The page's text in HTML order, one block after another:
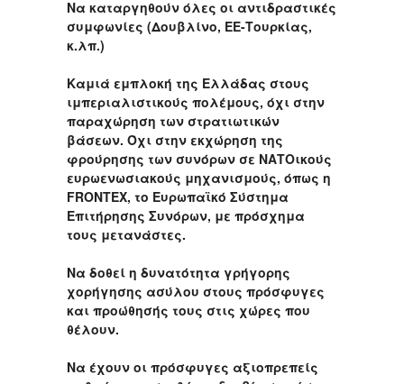
Να καταργηθούν όλες οι αντιδραστικές
συμφωνίες (Δουβλίνο, ΕΕ-Τουρκίας,
κ.λπ.)
Καμιά εμπλοκή της Ελλάδας στους
ιμπεριαλιστικούς πολέμους, όχι στην
παραχώρηση των στρατιωτικών
βάσεων. Όχι στην εκχώρηση της
φρούρησης των συνόρων σε ΝΑΤΟικούς
ευρωενωσιακούς μηχανισμούς, όπως η
FRONTEX, το Ευρωπαϊκό Σύστημα
Επιτήρησης Συνόρων, με πρόσχημα
τους μετανάστες.
Να δοθεί η δυνατότητα γρήγορης
χορήγησης ασύλου στους πρόσφυγες
και προώθησής τους στις χώρες που
θέλουν.
Να έχουν οι πρόσφυγες αξιοπρεπείς